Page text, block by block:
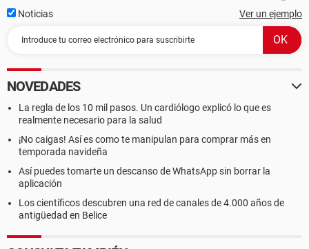
Noticias Ver un ejemplo
NOVEDADES
La regla de los 10 mil pasos. Un cardiólogo explicó lo que es
realmente necesario para la salud
¡No caigas! Así es como te manipulan para comprar más en
temporada navideña
Así puedes tomarte un descanso de WhatsApp sin borrar la
aplicación
Los científicos descubren una red de canales de 4.000 años de
antigüedad en Belice